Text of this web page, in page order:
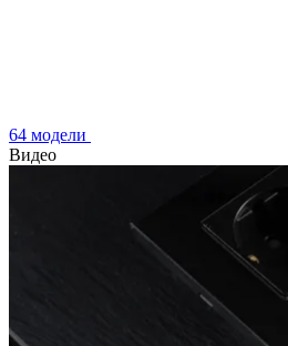
64 модели
Видео